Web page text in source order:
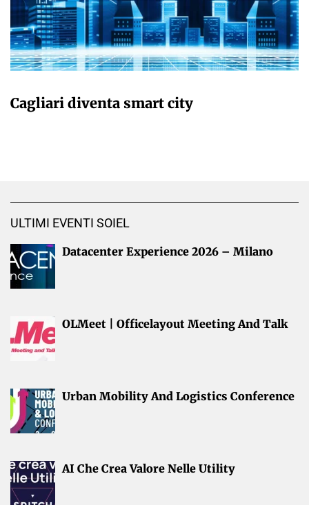
Cagliari diventa smart city
ULTIMI EVENTI SOIEL
Datacenter Experience 2026 – Milano
OLMeet | Officelayout Meeting And Talk
Urban Mobility And Logistics Conference
AI Che Crea Valore Nelle Utility